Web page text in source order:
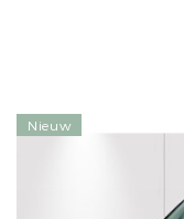
Nieuw